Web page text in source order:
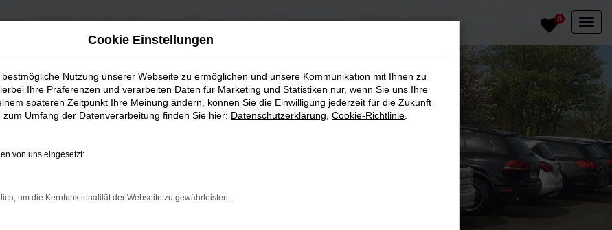
0
Cookie Einstellungen
Nutzung unserer Webseite zu ermöglichen und unsere Kommunikation mit Ihnen zu
Ihre Präferenzen und verarbeiten Daten für Marketing und Statistiken nur, wenn Sie uns Ihre
späteren Zeitpunkt Ihre Meinung ändern, können Sie die Einwilligung jederzeit für die Zukunft
Umfang der Datenverarbeitung finden Sie hier: Datenschutzerklärung Cookie-Richtlinie
von uns eingesetzt:
um die Kernfunktionalität der Webseite zu gewährleisten.